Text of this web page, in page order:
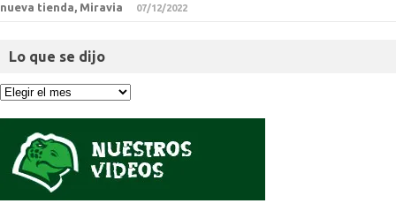
nueva tienda, Miravia
07/12/2022
Lo que se dijo
Lo
dijo